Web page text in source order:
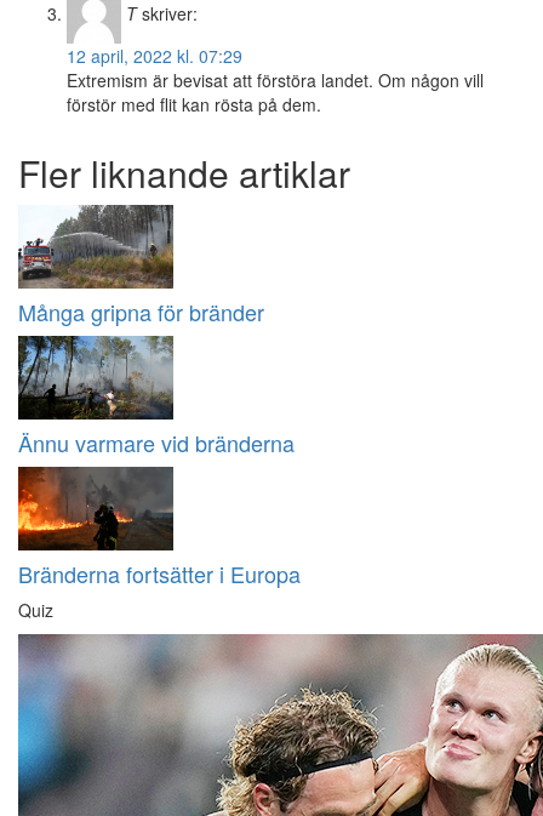
T skriver:
12 april, 2022 kl. 07:29
Extremism är bevisat att förstöra landet. Om någon vill
förstör med flit kan rösta på dem.
Fler liknande artiklar
Många gripna för bränder
Ännu varmare vid bränderna
Bränderna fortsätter i Europa
Quiz